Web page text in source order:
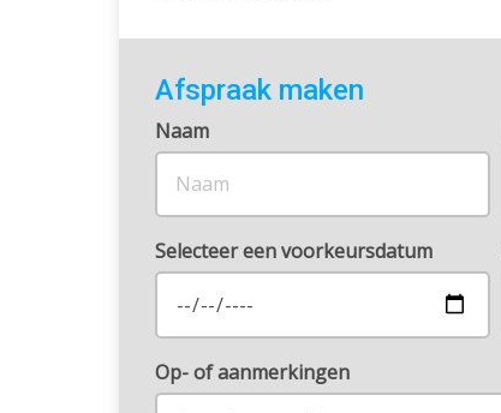
Afspraak maken
Naam
Selecteer een voorkeursdatum
Op- of aanmerkingen